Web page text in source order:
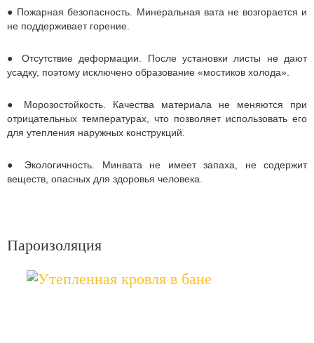
● Пожарная безопасность. Минеральная вата не возгорается и
не поддерживает горение.
● Отсутствие деформации. После установки листы не дают
усадку, поэтому исключено образование «мостиков холода».
● Морозостойкость. Качества материала не меняются при
отрицательных температурах, что позволяет использовать его
для утепления наружных конструкций.
● Экологичность. Минвата не имеет запаха, не содержит
веществ, опасных для здоровья человека.
Пароизоляция